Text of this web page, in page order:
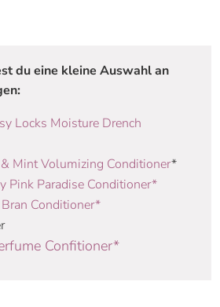
du eine kleine Auswahl an
Locks Moisture Drench
Mint Volumizing Conditioner*
Pink Paradise Conditioner*
Conditioner*
Confitioner*